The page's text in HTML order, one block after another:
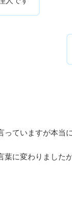
ていますが本当
に変わりました